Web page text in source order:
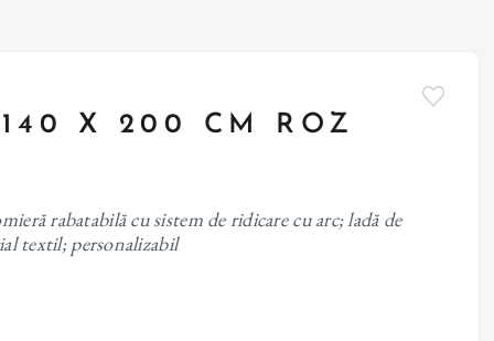
X 200 CM ROZ
rabatabilă cu sistem de ridicare cu arc; ladă de
textil; personalizabil